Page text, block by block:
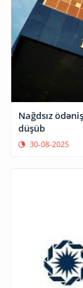
Nağdsız
düşüb
30-08-2025